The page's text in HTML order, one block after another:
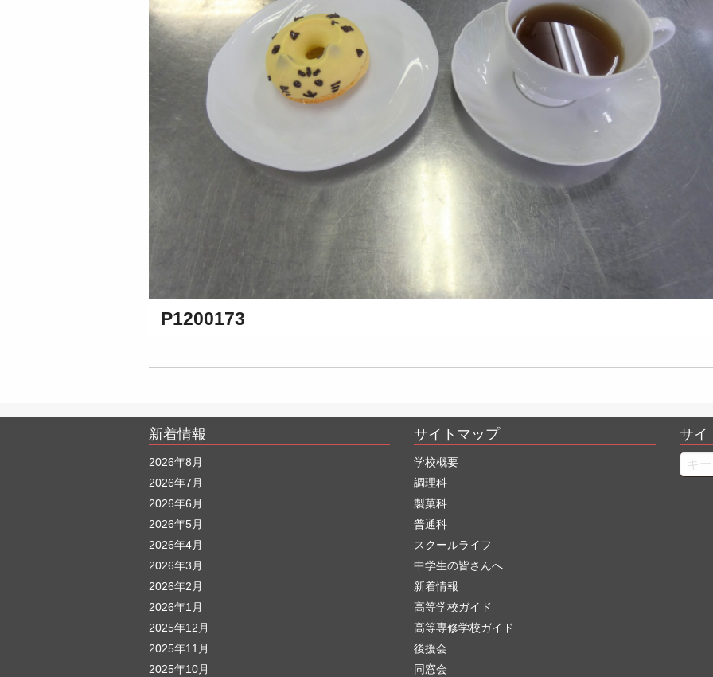
P1200173
新着情報
2026年8月
2026年7月
2026年6月
2026年5月
2026年4月
2026年3月
2026年2月
2026年1月
2025年12月
2025年11月
2025年10月
サイトマップ
学校概要
調理科
製菓科
普通科
スクールライフ
中学生の皆さんへ
新着情報
高等学校ガイド
高等専修学校ガイド
後援会
同窓会
サイ